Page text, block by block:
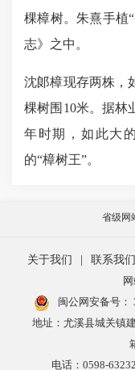
棵樟树。朱熹手植
志》之中。
沈郞樟现存两株，
棵树围10米。据林
年时期，如此大
的“樟树王”。
省级网
关于我们 联系我们
闽公网安备号：
地址：尤溪县城关镇
电话：0598-